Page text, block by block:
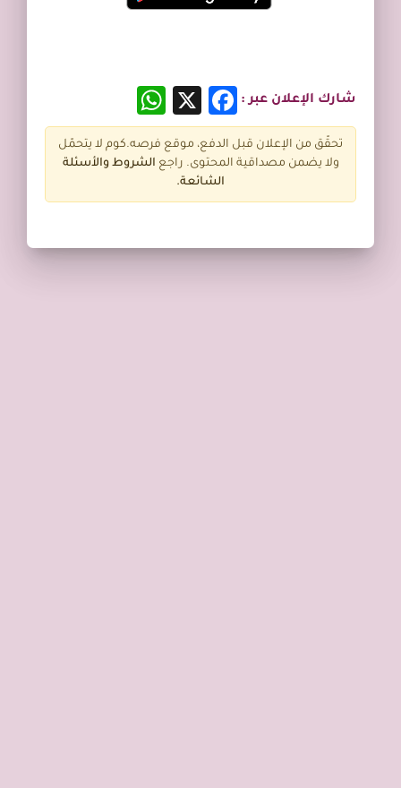
شارك الإعلان عبر : Facebook
X
WhatsApp
تحقّق من الإعلان قبل الدفع، موقع فرصه.كوم لا يتحمّل
ولا يضمن مصداقية المحتوى. راجع الشروط والأسئلة
الشائعة.